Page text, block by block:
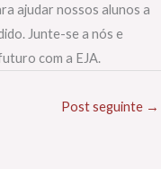
ajudar nossos alunos a
Junte-se a nós e
com a EJA.
Post seguinte →